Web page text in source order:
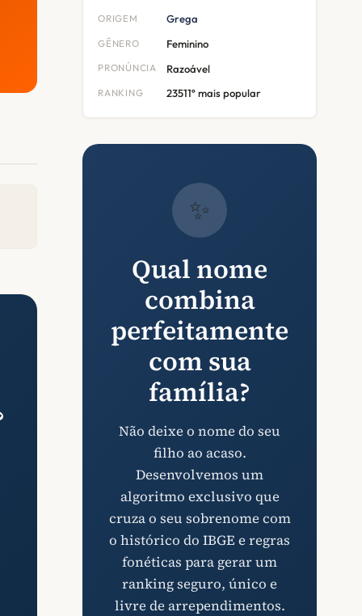
ORIGEM Grega
GÊNERO Feminino
PRONÚNCIA Razoável
RANKING 23511º mais popular
✨
Qual nome
combina
perfeitamente
com sua
família?
Não deixe o nome do seu
filho ao acaso.
Desenvolvemos um
algoritmo exclusivo que
cruza o seu sobrenome com
o histórico do IBGE e regras
fonéticas para gerar um
ranking seguro, único e
livre de arrependimentos.